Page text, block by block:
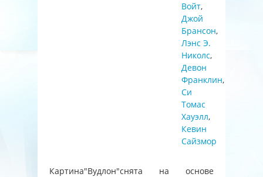
Войт,
Джой
Брансон,
Лэнс Э.
Николс,
Девон
Франклин,
Си
Томас
Хауэлл,
Кевин
Сайзмор
Картина"Вудлон"снята на основе